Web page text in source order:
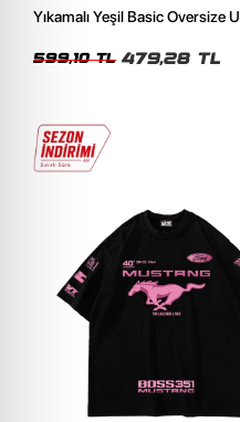
Yıkamalı Yeşil Basic Oversize
599,10 TL 479,28 TL